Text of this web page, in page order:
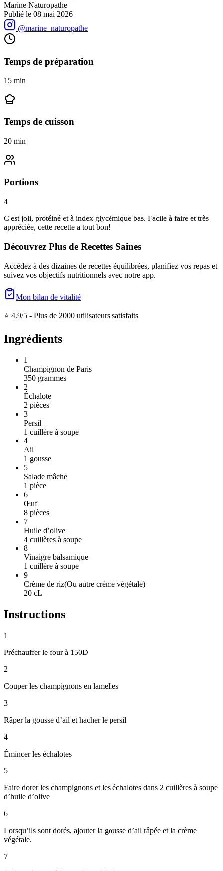
Marine Naturopathe
Publié le 08 mai 2026
@marine_naturopathe
Temps de préparation
15 min
Temps de cuisson
20 min
Portions
4
C'est joli, protéiné et à index glycémique bas. Facile à faire et très
appréciée, cette recette a tout bon!
Découvrez Plus de Recettes Saines
Accédez à des dizaines de recettes équilibrées, planifiez vos repas et
suivez vos objectifs nutritionnels avec notre app.
Mon bilan de vitalité
⭐ 4.9/5 - Plus de 2000 utilisateurs satisfaits
Ingrédients
1
Champignon de Paris
350 grammes
2
Échalote
2 pièces
3
Persil
1 cuillère à soupe
4
Ail
1 gousse
5
Salade mâche
1 pièce
6
Œuf
8 pièces
7
Huile d’olive
4 cuillères à soupe
8
Vinaigre balsamique
1 cuillère à soupe
9
Crème de riz(Ou autre crème végétale)
20 cL
Instructions
1
Préchauffer le four à 150D
2
Couper les champignons en lamelles
3
Râper la gousse d’ail et hacher le persil
4
Émincer les échalotes
5
Faire dorer les champignons et les échalotes dans 2 cuillères à soupe
d’huile d’olive
6
Lorsqu’ils sont dorés, ajouter la gousse d’ail râpée et la crème
végétale.
7